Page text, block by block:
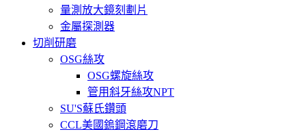
量測放大鏡刻劃片
金屬探測器
切削研磨
OSG絲攻
OSG螺旋絲攻
管用斜牙絲攻NPT
SU'S蘇氏鑽頭
CCL美國鎢鋼滾磨刀